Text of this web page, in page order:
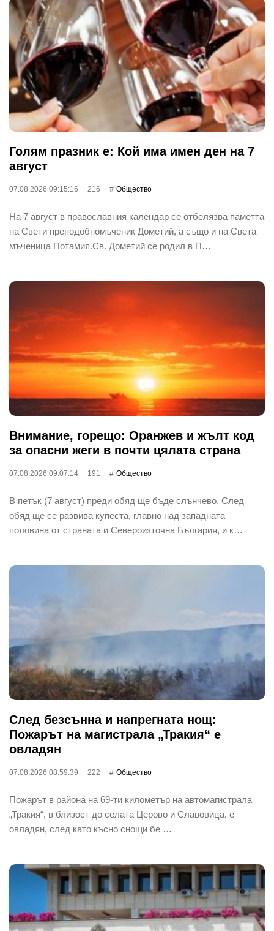
Голям празник е: Кой има имен ден на 7
август
07.08.2026 09:15:16 216 Общество
На 7 август в православния календар се отбелязва паметта
на Свети преподобномъченик Дометий, а също и на Света
мъченица Потамия.Св. Дометий се родил в П…
Внимание, горещо: Оранжев и жълт код
за опасни жеги в почти цялата страна
07.08.2026 09:07:14 191 Общество
В петък (7 август) преди обяд ще бъде слънчево. След
обяд ще се развива купеста, главно над западната
половина от страната и Североизточна България, и к…
След безсънна и напрегната нощ:
Пожарът на магистрала „Тракия“ е
овладян
07.08.2026 08:59:39 222 Общество
Пожарът в района на 69-ти километър на автомагистрала
„Тракия“, в близост до селата Церово и Славовица, е
овладян, след като късно снощи бе …